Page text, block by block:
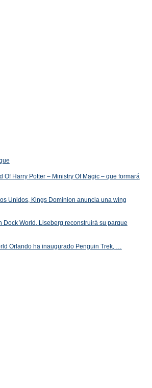
Harry Potter – Ministry Of Magic – que formará
Unidos, Kings Dominion anuncia una wing
World, Liseberg reconstruirá su parque
Orlando ha inaugurado Penguin Trek, …